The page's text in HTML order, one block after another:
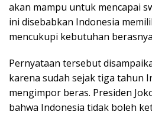
akan mampu untuk mencapai
ini disebabkan Indonesia
mencukupi kebutuhan
Pernyataan tersebut
karena sudah sejak tiga tahun
mengimpor beras. Presiden
bahwa Indonesia tidak boleh